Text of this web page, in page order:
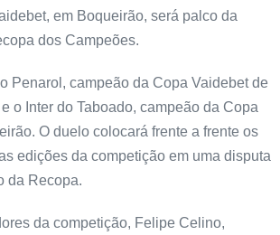
em Boqueirão, será palco da
dos Campeões.
Penarol, campeão da Copa Vaidebet de
o Inter do Taboado, campeão da Copa
O duelo colocará frente a frente os
edições da competição em uma disputa
da Recopa.
da competição, Felipe Celino,